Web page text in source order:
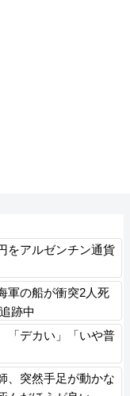
をアルゼンチン通貨
軍の船が衝突2人死
跡中
「デカい」「いや普
、突然手足が動かな